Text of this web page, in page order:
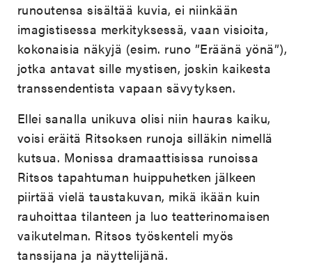
runoutensa sisältää kuvia, ei niinkään
imagistisessa merkityksessä, vaan visioita,
kokonaisia näkyjä (esim. runo ”Eräänä yönä”),
jotka antavat sille mystisen, joskin kaikesta
transsendentista vapaan sävytyksen.
Ellei sanalla unikuva olisi niin hauras kaiku,
voisi eräitä Ritsoksen runoja silläkin nimellä
kutsua. Monissa dramaattisissa runoissa
Ritsos tapahtuman huippuhetken jälkeen
piirtää vielä taustakuvan, mikä ikään kuin
rauhoittaa tilanteen ja luo teatterinomaisen
vaikutelman. Ritsos työskenteli myös
tanssijana ja näyttelijänä.